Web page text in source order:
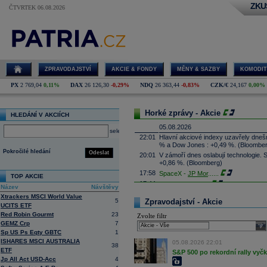
ČTVRTEK 06.08.2026
ZPRAVODAJSTVÍ AKCIE & FONDY MĚNY & SAZBY
PX 2 769,04 0,11% DAX 26 126,30 -0,29% NDQ 26 363,44 -0,83% CZK/€ 24,167 0,00%
HLEDÁNÍ V AKCIÍCH
select
Odeslat
Pokročilé hledání
TOP AKCIE
Název
Návštěvy
Xtrackers MSCI World Value
UCITS ETF
5
Red Robin Gourmt
23
GEMZ Crp
7
Sp US Ps Eqty GBTC
1
ISHARES MSCI AUSTRALIA
ETF
38
Jp All Act USD-Acc
4
Horké zprávy - Akcie
05.08.2026
22:01
Hlavní akciové indexy uzavřely
% a Dow Jones : +0,49 %.
20:01
V zámoří dnes oslabují technologie.
+0,86 %. (Bloomberg)
17:58 SpaceX - JP Mor......
17:44 Palantir Techno...
17:16 Booking.com - T...
17:08 CSG získala podíl v kanadské
systémy, technologie protivzdušné
výši podílu ale nesdělila. Cílem
prosadit je zejména na trzích
16:45
Arista Networks...
16:27
AMD-
Zpravodajství - Akcie
Zvolte filtr
05.08.2026 22:01
S&P 500 po rekordní rally